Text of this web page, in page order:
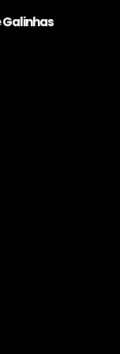
Galinhas